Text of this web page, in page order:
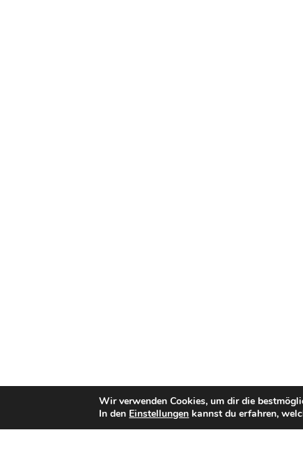
Wir verwenden Cookies, um dir die
In den Einstellungen kannst du erfahren,